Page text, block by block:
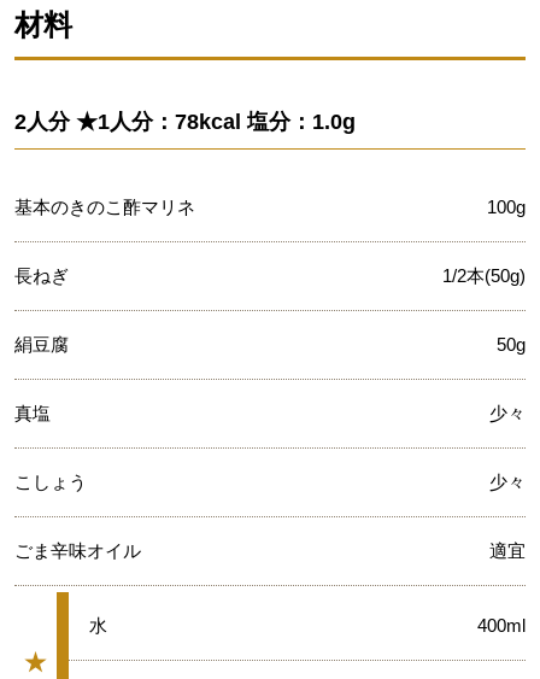
材料
2人分 ★1人分：78kcal 塩分：1.0g
基本のきのこ酢マリネ 100g
長ねぎ 1/2本(50g)
絹豆腐 50g
真塩 少々
こしょう 少々
ごま辛味オイル 適宜
★
★
水 400ml